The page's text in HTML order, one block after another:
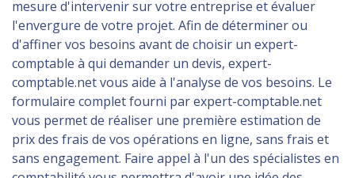
mesure d'intervenir sur votre entreprise et évaluer
l'envergure de votre projet. Afin de déterminer ou
d'affiner vos besoins avant de choisir un expert-
comptable à qui demander un devis, expert-
comptable.net vous aide à l'analyse de vos besoins. Le
formulaire complet fourni par expert-comptable.net
vous permet de réaliser une première estimation de
prix des frais de vos opérations en ligne, sans frais et
sans engagement. Faire appel à l'un des spécialistes en